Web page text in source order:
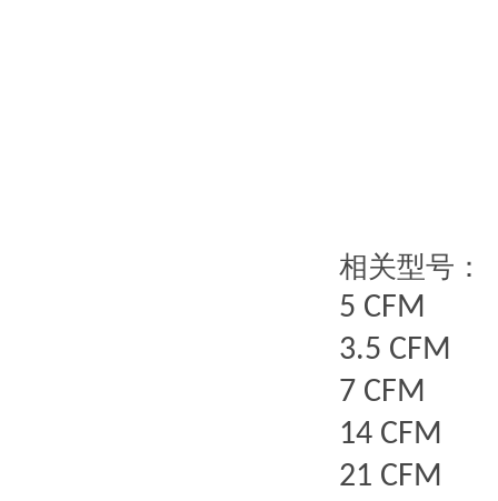
相关型号：
5 CFM
3.5 CFM
7 CFM
14 CFM
21 CFM